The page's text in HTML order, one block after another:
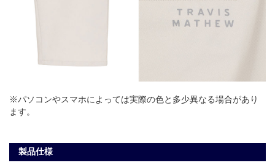
※パソコンやスマホによっては実際の色と多少異なる場合があり
ます。
製品仕様